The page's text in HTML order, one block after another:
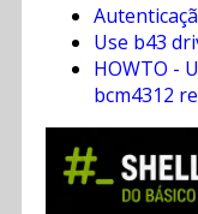
Use b43
HOWTO -
bcm4312